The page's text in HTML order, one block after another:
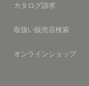
カタログ請求
取扱い販売店検索
オンラインショップ